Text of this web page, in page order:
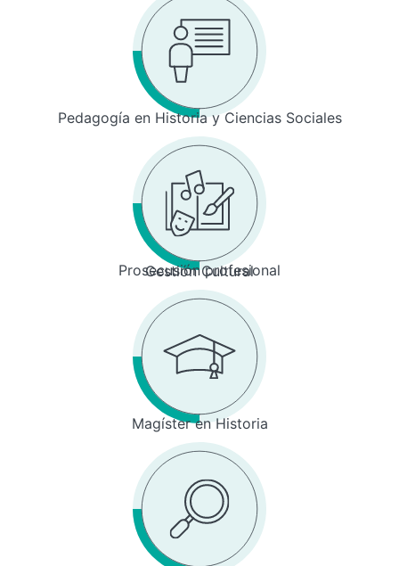
Pedagogía en Historia y Ciencias Sociales
Prosecusión profesional
Gestión Cultural
Magíster en Historia